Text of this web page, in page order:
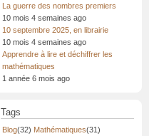
La guerre des nombres premiers
10 mois 4 semaines ago
10 septembre 2025, en librairie
10 mois 4 semaines ago
Apprendre à lire et déchiffrer les
mathématiques
1 année 6 mois ago
Tags
Blog(32) Mathématiques(31)